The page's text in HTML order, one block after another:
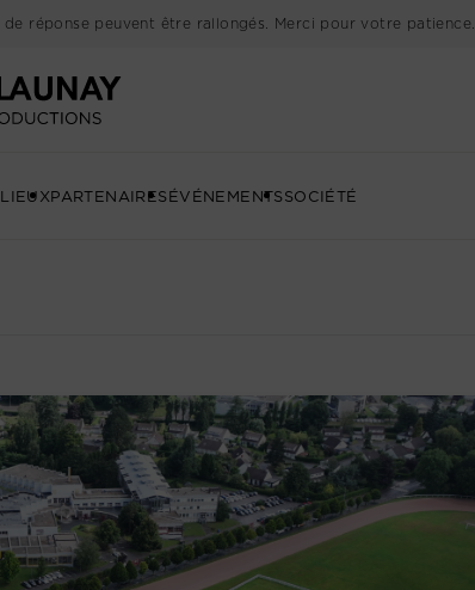
réponse peuvent être rallongés. Merci pour votre patience.
LIEUXPARTENAIRESÉVÉNEMENTSSOCIÉTÉ